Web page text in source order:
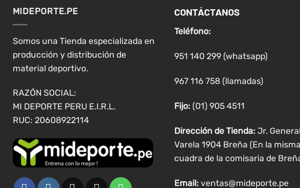
MIDEPORTE.PE
Somos una Tienda especializada en
producción y distribución de
material deportivo.
RAZÓN SOCIAL:
MI DEPORTE PERU E.I.R.L.
RUC: 20608922114
CONTÁCTANOS
Teléfono:
951 140 299 (whatsapp)
967 116 758 (llamadas)
Fijo: (01) 905 4511
Dirección de Tienda: Jr. General
Varela 1904 Breña (En la misma
cuadra de la comisaria de
Email: ventas@mideporte.pe